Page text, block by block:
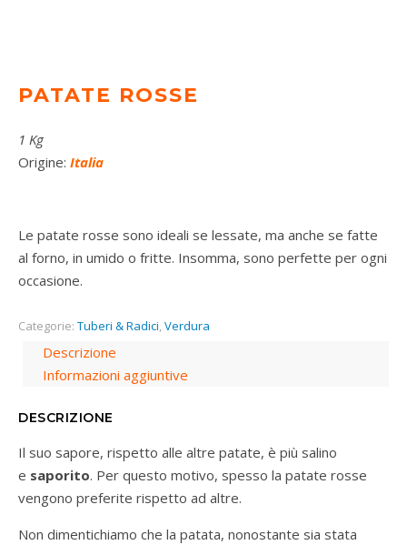
PATATE ROSSE
1 Kg
Origine: Italia
Le patate rosse sono ideali se lessate, ma anche se fatte
al forno, in umido o fritte. Insomma, sono perfette per ogni
occasione.
Categorie: Tuberi & Radici,Verdura
Descrizione
Informazioni aggiuntive
DESCRIZIONE
Il suo sapore, rispetto alle altre patate, è più salino
e saporito. Per questo motivo, spesso la patate rosse
vengono preferite rispetto ad altre.
Non dimentichiamo che la patata, nonostante sia stata